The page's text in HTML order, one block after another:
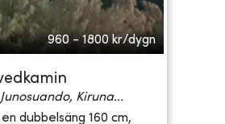
960 - 1800 kr/dygn
Kiruna...
dubbelsäng 160 cm,